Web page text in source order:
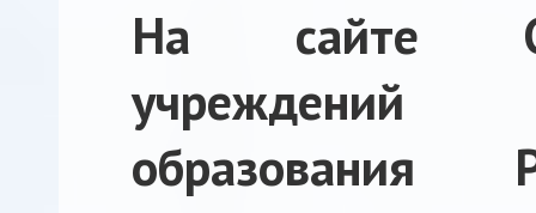
На сайте
учреждений
образования